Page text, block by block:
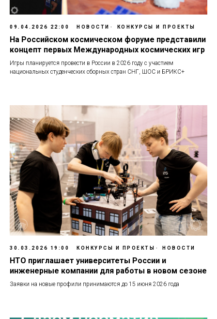
09.04.2026 22:00 НОВОСТИ КОНКУРСЫ И ПРОЕКТЫ
На Российском космическом форуме представили
концепт первых Международных космических игр
Игры планируется провести в России в 2026 году с участием
национальных студенческих сборных стран СНГ, ШОС и БРИКС+
30.03.2026 19:00 КОНКУРСЫ И ПРОЕКТЫ НОВОСТИ
НТО приглашает университеты России и
инженерные компании для работы в новом сезоне
Заявки на новые профили принимаются до 15 июня 2026 года